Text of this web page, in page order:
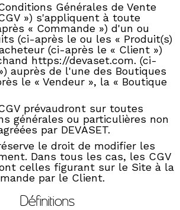
Générales de Vente
») s'appliquent à toute
« Commande ») d'un ou
(ci-après le ou les « Produit(s)
(ci-après le « Client »)
https://devaset.com. (ci-
auprès de l'une des Boutiques
le « Vendeur », la « Boutique
prévaudront sur toutes
générales ou particulières non
par DEVASET.
le droit de modifier les
Dans tous les cas, les CGV
celles figurant sur le Site à la
par le Client.
Définitions